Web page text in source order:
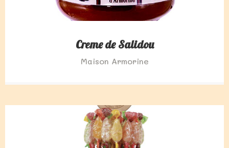
Creme de Salidou
Maison Armorine